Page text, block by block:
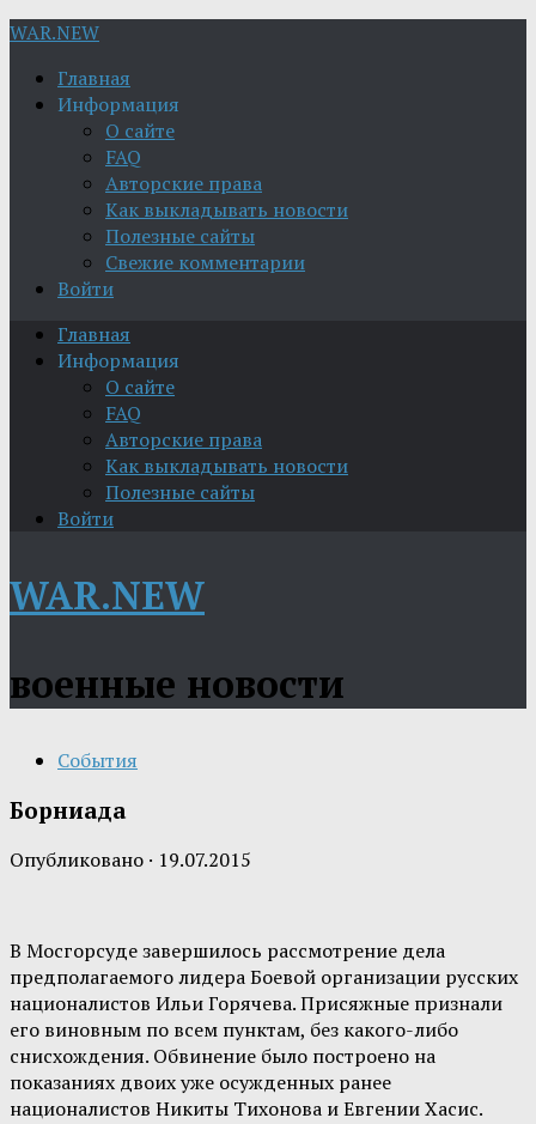
WAR.NEW
Главная
Информация
О сайте
FAQ
Авторские права
Как выкладывать новости
Полезные сайты
Свежие комментарии
Войти
Главная
Информация
О сайте
FAQ
Авторские права
Как выкладывать новости
Полезные сайты
Войти
WAR.NEW
военные новости
События
Борниада
Опубликовано · 19.07.2015
В Мосгорсуде завершилось рассмотрение дела
предполагаемого лидера Боевой организации русских
националистов Ильи Горячева. Присяжные признали
его виновным по всем пунктам, без какого-либо
снисхождения. Обвинение было построено на
показаниях двоих уже осужденных ранее
националистов Никиты Тихонова и Евгении Хасис.